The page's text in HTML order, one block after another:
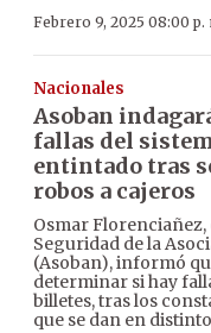
Febrero 9, 2025 08:00 p.
Nacionales
Asoban
fallas del
entintado tras
robos a cajeros
Osmar
Seguridad de la
(Asoban), informó
determinar si hay
billetes, tras los
que se dan en